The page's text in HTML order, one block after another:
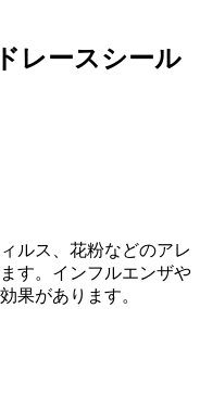
レースシール
ルス、花粉などのアレ
す。インフルエンザや
果があります。